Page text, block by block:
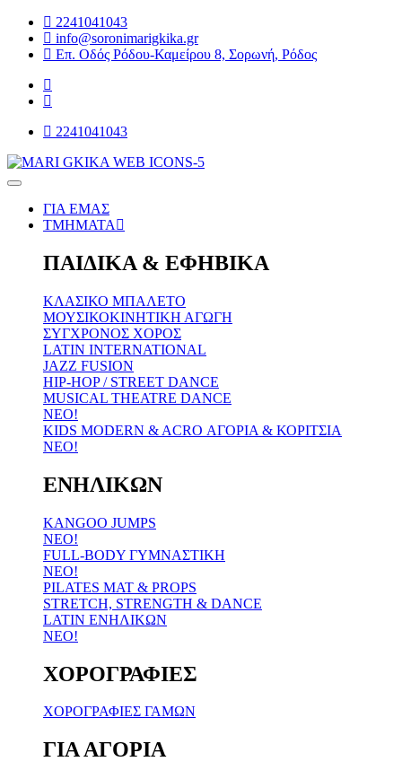
2241041043
info@soronimarigkika.gr
Επ. Οδός Ρόδου-Καμείρου 8, Σορωνή, Ρόδος
2241041043
ΓΙΑ ΕΜΑΣ
ΤΜΗΜΑΤΑ
ΠΑΙΔΙΚΑ & ΕΦΗΒΙΚΑ
ΚΛΑΣΙΚΟ ΜΠΑΛΕΤΟ
ΜΟΥΣΙΚΟΚΙΝΗΤΙΚΗ ΑΓΩΓΗ
ΣΥΓΧΡΟΝΟΣ ΧΟΡΟΣ
LATIN INTERNATIONAL
JAZZ FUSION
HIP-HOP / STREET DANCE
MUSICAL THEATRE DANCE
NEO!
KIDS MODERN & ACRO ΑΓΟΡΙΑ & ΚΟΡΙΤΣΙΑ
NEO!
ΕΝΗΛΙΚΩΝ
KANGOO JUMPS
ΝΕΟ!
FULL-BODY ΓΥΜΝΑΣΤΙΚΗ
ΝΕΟ!
PILATES MAT & PROPS
STRETCH, STRENGTH & DANCE
LATIN ΕΝΗΛΙΚΩΝ
ΝΕΟ!
ΧΟΡΟΓΡΑΦΙΕΣ
ΧΟΡΟΓΡΑΦΙΕΣ ΓΑΜΩΝ
ΓΙΑ ΑΓΟΡΙΑ